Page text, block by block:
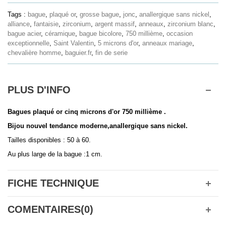
Tags : bague, plaqué or, grosse bague, jonc, anallergique sans nickel ,
alliance, fantaisie, zirconium, argent massif, anneaux, zirconium blanc,
bague acier, céramique, bague bicolore, 750 millième, occasion
exceptionnelle, Saint Valentin, 5 microns d'or, anneaux mariage,
chevalière homme, baguier.fr, fin de serie
PLUS D'INFO
Bagues plaqué or cinq microns d'or 750 millième .
Bijou nouvel tendance moderne,anallergique sans nickel.
Tailles disponibles : 50 à 60.
Au plus large de la bague :1 cm.
FICHE TECHNIQUE
COMENTAIRES(0)